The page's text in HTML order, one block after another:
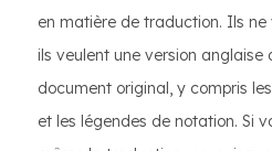
en matière de traduction. Ils ne
ils veulent une version
document original, y compris
et les légendes de notation. Si